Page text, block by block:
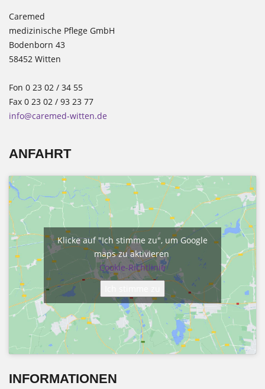
Caremed
medizinische Pflege GmbH
Bodenborn 43
58452 Witten
Fon 0 23 02 / 34 55
Fax 0 23 02 / 93 23 77
info@caremed-witten.de
ANFAHRT
Klicke auf "Ich stimme zu", um Google
maps zu aktivieren
Cookie-Richtlinie
INFORMATIONEN